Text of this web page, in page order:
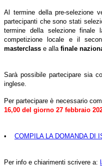
Al termine della pre-selezione
partecipanti che sono stati
termine della selezione finale
competizione locale e il
masterclass e alla finale
Sarà possibile partecipare sia
inglese.
Per partecipare è necessario
16,00 del giorno 27 febbraio
• COMPILA LA DOMANDA DI
Per info e chiarimenti scrivere a: